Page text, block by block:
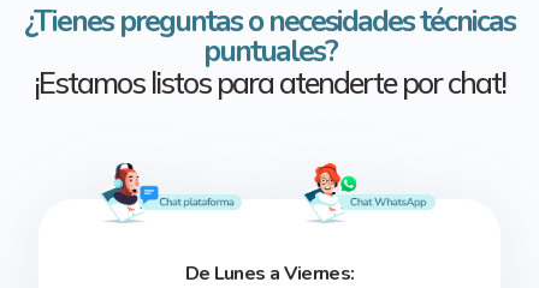
¿Tienes preguntas o necesidades técnicas
puntuales?
¡Estamos listos para atenderte por chat!
De Lunes a Viernes: